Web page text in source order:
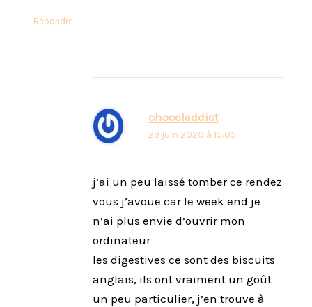
Répondre
chocoladdict
29 juin 2020 à 15:05
j’ai un peu laissé tomber ce rendez
vous j’avoue car le week end je
n’ai plus envie d’ouvrir mon
ordinateur
les digestives ce sont des biscuits
anglais, ils ont vraiment un goût
un peu particulier, j’en trouve à